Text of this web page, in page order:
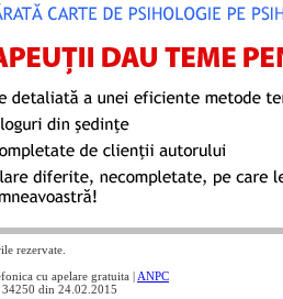
rezervate.
cu apelare gratuita | ANPC
34250 din 24.02.2015